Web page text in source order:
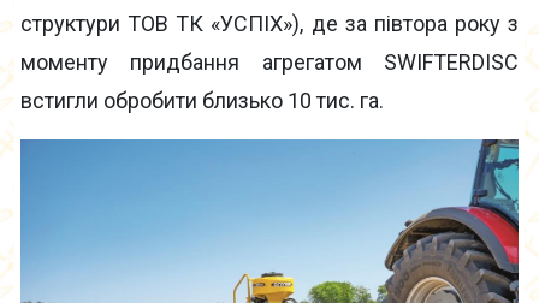
структури ТОВ ТК «УСПІХ»), де за півтора року з
моменту придбання агрегатом SWIFTERDISC
встигли обробити близько 10 тис. га.